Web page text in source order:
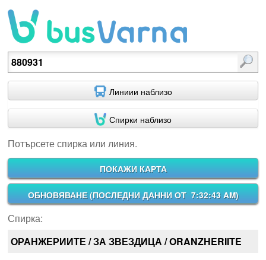
Потърсете спирка или линия.
Линиии наблизо
Спирки наблизо
Потърсете спирка или линия.
ПОКАЖИ КАРТА
ОБНОВЯВАНЕ (ПОСЛЕДНИ ДАННИ ОТ 7:32:43 AM)
Спирка:
ОРАНЖЕРИИТЕ / ЗА ЗВЕЗДИЦА / ORANZHERIITE